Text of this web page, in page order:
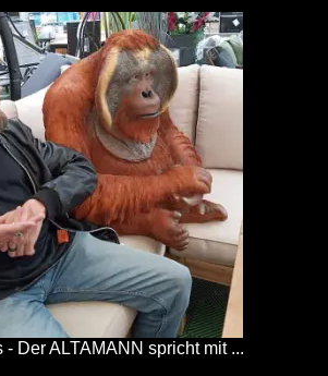
- Der ALTAMANN spricht mit ...